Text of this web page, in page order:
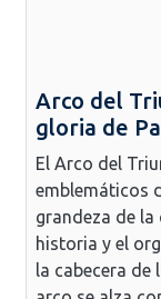
Arco del
gloria de
El Arco del
emblemáticos
grandeza de
historia y el
la cabecera de